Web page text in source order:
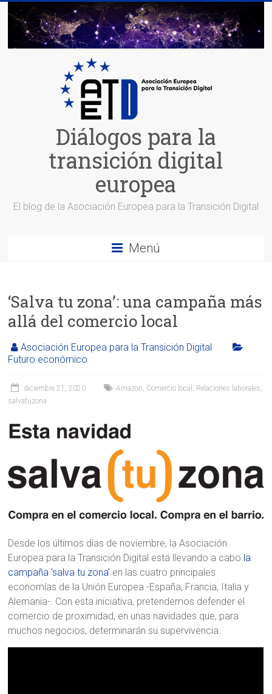
Saltar
contenido
Diálogos para la
transición digital
europea
El blog de la Asociación Europea para la Transición Digital
Menú
‘Salva tu zona’: una campaña más
allá del comercio local
Asociación Europea para la Transición Digital
Futuro económico
diciembre 21, 2020 Amazon Comercio local Relaciones laborales
salvatuzona
Desde los últimos días de noviembre, la Asociación
Europea para la Transición Digital está llevando a cabo la
campaña ‘salva tu zona’ en las cuatro principales
economías de la Unión Europea -España, Francia, Italia y
Alemania-. Con esta iniciativa, pretendemos defender el
comercio de proximidad, en unas navidades que, para
muchos negocios, determinarán su supervivencia.